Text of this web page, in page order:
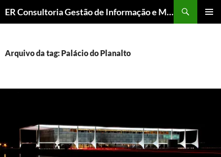
ER Consultoria Gestão de Informação e Memória Institucional
CONTEÚDO
Arquivo da tag: Palácio do Planalto